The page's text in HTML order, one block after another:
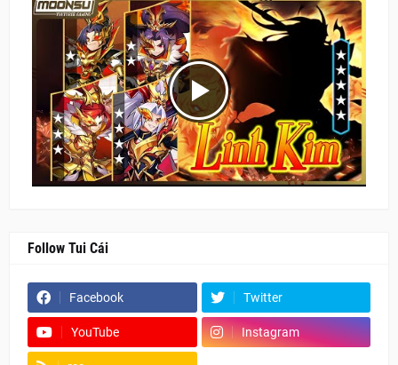
Follow Tui Cái
Facebook Twitter
YouTube Instagram